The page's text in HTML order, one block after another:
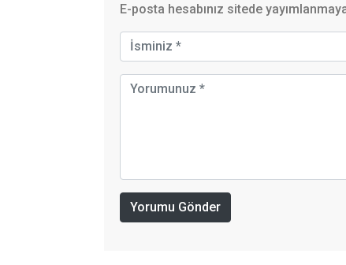
E-posta hesabınız sitede
Yorumu Gönder